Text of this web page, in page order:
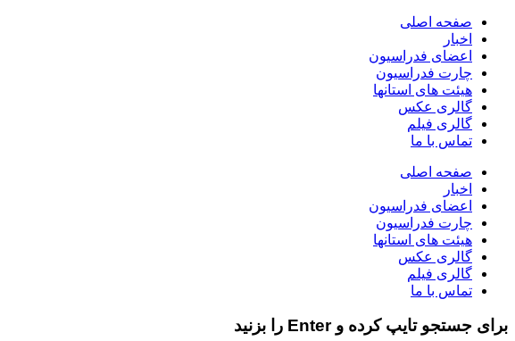
صفحه اصلی
اخبار
اعضای فدراسیون
چارت فدراسیون
هیئت های استانها
گالری عکس
گالری فیلم
تماس با ما
صفحه اصلی
اخبار
اعضای فدراسیون
چارت فدراسیون
هیئت های استانها
گالری عکس
گالری فیلم
تماس با ما
برای جستجو تایپ کرده و Enter را بزنید